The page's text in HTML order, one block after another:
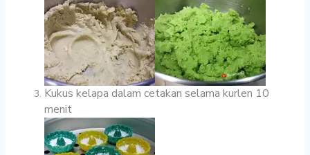
Kukus kelapa dalam cetakan selama kurlen 10
menit